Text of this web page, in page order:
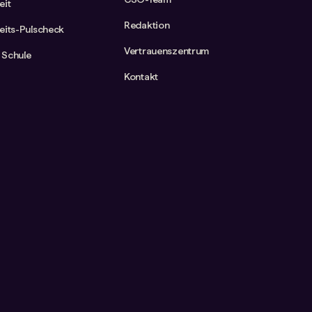
Pulscheck Redaktion
Vertrauenszentrum
Kontakt